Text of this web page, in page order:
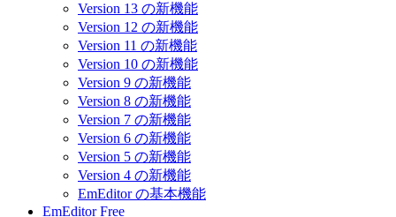
Version 13 の新機能
Version 12 の新機能
Version 11 の新機能
Version 10 の新機能
Version 9 の新機能
Version 8 の新機能
Version 7 の新機能
Version 6 の新機能
Version 5 の新機能
Version 4 の新機能
EmEditor の基本機能
EmEditor Free